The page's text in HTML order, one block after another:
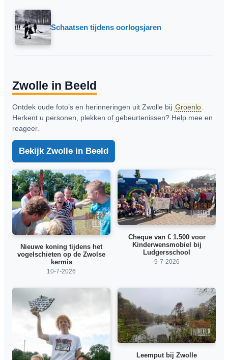
Schaatsen tijdens oorlogsjaren
Zwolle in Beeld
Ontdek oude foto’s en herinneringen uit Zwolle bij Groenlo
Herkent u personen, plekken of gebeurtenissen? Help mee en
reageer.
Bekijk Zwolle in Beeld
Nieuwe koning tijdens het
vogelschieten op de Zwolse
kermis
10-7-2026
Cheque van € 1.500 voor
Kinderwensmobiel bij
Ludgersschool
9-7-2026
Leemput bij Zwolle